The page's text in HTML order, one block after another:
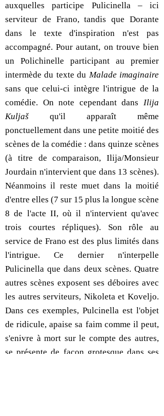
auxquelles participe Pulicinella – ici
serviteur de Frano, tandis que Dorante
dans le texte d'inspiration n'est pas
accompagné. Pour autant, on trouve bien
un Polichinelle participant au premier
intermède du texte du Malade imaginaire
sans que celui-ci intègre l'intrigue de la
comédie. On note cependant dans Ilija
Kuljaš qu'il apparaît même
ponctuellement dans une petite moitié des
scènes de la comédie : dans quinze scènes
(à titre de comparaison, Ilija/Monsieur
Jourdain n'intervient que dans 13 scènes).
Néanmoins il reste muet dans la moitié
d'entre elles (7 sur 15 plus la longue scène
8 de l'acte II, où il n'intervient qu'avec
trois courtes répliques). Son rôle au
service de Frano est des plus limités dans
l'intrigue. Ce dernier n'interpelle
Pulicinella que dans deux scènes. Quatre
autres scènes exposent ses déboires avec
les autres serviteurs, Nikoleta et Koveljo.
Dans ces exemples, Pulcinella est l'objet
de ridicule, apaise sa faim comme il peut,
s'enivre à mort sur le compte des autres,
se présente de façon grotesque dans ses